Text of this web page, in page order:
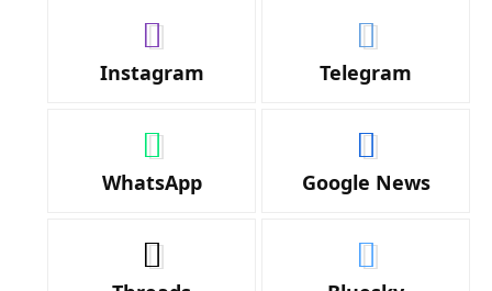
Instagram Telegram
WhatsApp Google News